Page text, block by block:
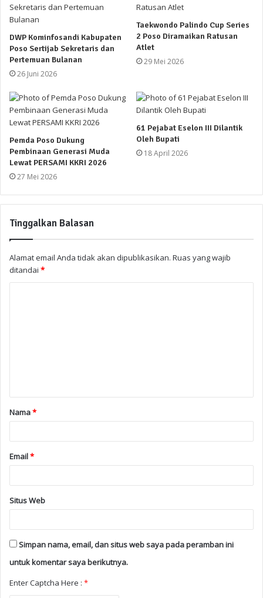
DWP Kominfosandi Kabupaten
Poso Sertijab Sekretaris dan
Pertemuan Bulanan
26 Juni 2026
Taekwondo Palindo Cup Series
2 Poso Diramaikan Ratusan
Atlet
29 Mei 2026
Pemda Poso Dukung
Pembinaan Generasi Muda
Lewat PERSAMI KKRI 2026
27 Mei 2026
61 Pejabat Eselon III Dilantik
Oleh Bupati
18 April 2026
Tinggalkan Balasan
Alamat email Anda tidak akan dipublikasikan. Ruas yang wajib
ditandai *
Nama*
Email*
Situs Web
Simpan nama, email, dan situs web saya pada peramban ini
untuk komentar saya berikutnya.
Enter Captcha Here : *